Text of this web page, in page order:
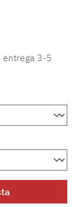
entrega 3-5
la